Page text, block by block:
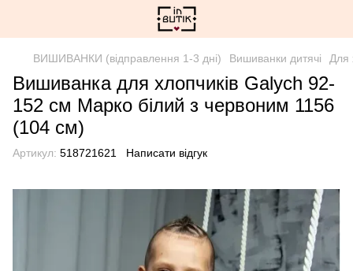
ВИШИВАНКИ (відправлення 1-3 дні) Вишиванки дитячі Для
Вишиванка для хлопчиків Galych 92-
152 см Марко білий з червоним 1156
(104 см)
Артикул: 518721621 Написати відгук